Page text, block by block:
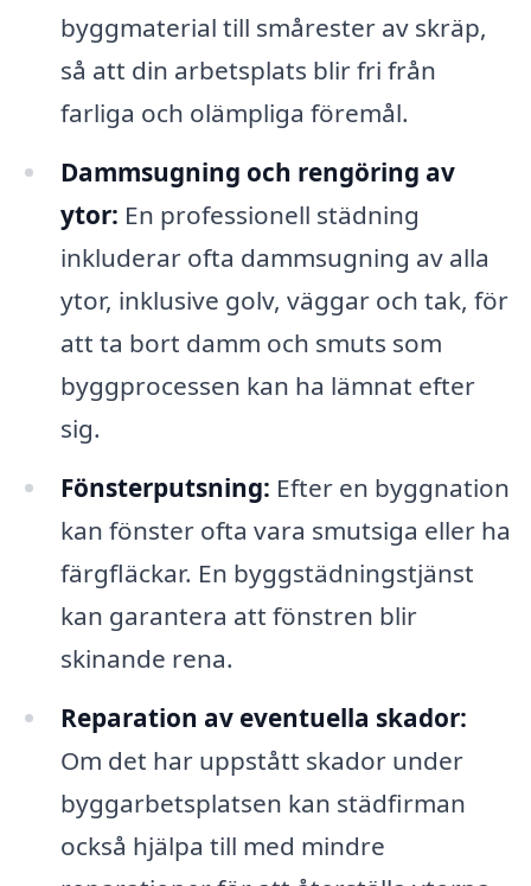
byggmaterial till smårester av skräp,
så att din arbetsplats blir fri från
farliga och olämpliga föremål.
Dammsugning och rengöring av
ytor: En professionell städning
inkluderar ofta dammsugning av alla
ytor, inklusive golv, väggar och tak, för
att ta bort damm och smuts som
byggprocessen kan ha lämnat efter
sig.
Fönsterputsning: Efter en byggnation
kan fönster ofta vara smutsiga eller ha
färgfläckar. En byggstädningstjänst
kan garantera att fönstren blir
skinande rena.
Reparation av eventuella skador:
Om det har uppstått skador under
byggarbetsplatsen kan städfirman
också hjälpa till med mindre